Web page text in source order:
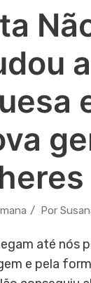
Por
até nós
e pela